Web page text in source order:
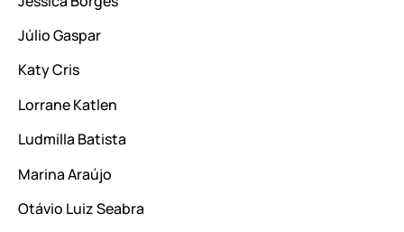
Júlio Gaspar
Katy Cris
Lorrane Katlen
Ludmilla Batista
Marina Araújo
Otávio Luiz Seabra